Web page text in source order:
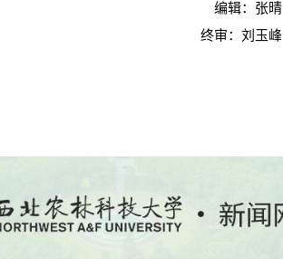
编辑：张晴
终审：刘玉峰